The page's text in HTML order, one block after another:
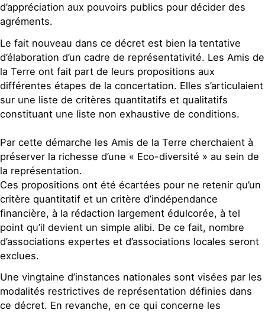
d’appréciation aux pouvoirs publics pour décider des
agréments.
Le fait nouveau dans ce décret est bien la tentative
d’élaboration d’un cadre de représentativité. Les Amis de
la Terre ont fait part de leurs propositions aux
différentes étapes de la concertation. Elles s’articulaient
sur une liste de critères quantitatifs et qualitatifs
constituant une liste non exhaustive de conditions.
Par cette démarche les Amis de la Terre cherchaient à
préserver la richesse d’une « Eco-diversité » au sein de
la représentation.
Ces propositions ont été écartées pour ne retenir qu’un
critère quantitatif et un critère d’indépendance
financière, à la rédaction largement édulcorée, à tel
point qu’il devient un simple alibi. De ce fait, nombre
d’associations expertes et d’associations locales seront
exclues.
Une vingtaine d’instances nationales sont visées par les
modalités restrictives de représentation définies dans
ce décret. En revanche, en ce qui concerne les